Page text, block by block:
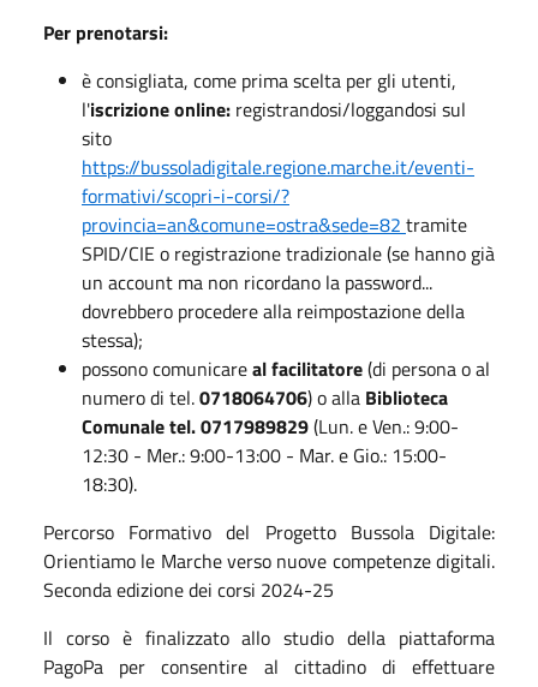
Per prenotarsi:
è consigliata, come prima scelta per gli utenti,
l'iscrizione online: registrandosi/loggandosi sul
sito
https://bussoladigitale.regione.marche.it/eventi-
formativi/scopri-i-corsi/?
provincia=an&comune=ostra&sede=82 tramite
SPID/CIE o registrazione tradizionale (se hanno già
un account ma non ricordano la password...
dovrebbero procedere alla reimpostazione della
stessa);
possono comunicareal facilitatore(di persona o al
numero di tel.0718064706) o alla Biblioteca
Comunale tel. 0717989829(Lun. e Ven.: 9:00-
12:30 - Mer.: 9:00-13:00 - Mar. e Gio.: 15:00-
18:30).
Percorso Formativo del Progetto Bussola Digitale:
Orientiamo le Marche verso nuove competenze digitali.
Seconda edizione dei corsi 2024-25
Il corso è finalizzato allo studio della piattaforma
PagoPa per consentire al cittadino di effettuare